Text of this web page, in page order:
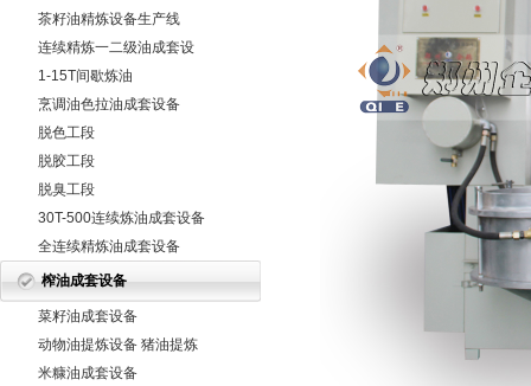
茶籽油精炼设备生产线
连续精炼一二级油成套设
1-15T间歇炼油
烹调油色拉油成套设备
脱色工段
脱胶工段
脱臭工段
30T-500连续炼油成套设备
全连续精炼油成套设备
榨油成套设备
菜籽油成套设备
动物油提炼设备 猪油提炼
设备 牛米糠油成套设备